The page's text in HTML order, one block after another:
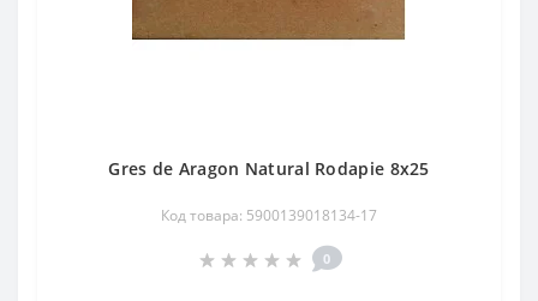
Gres de Aragon Natural Rodapie 8х25
Код товара: 5900139018134-17
0